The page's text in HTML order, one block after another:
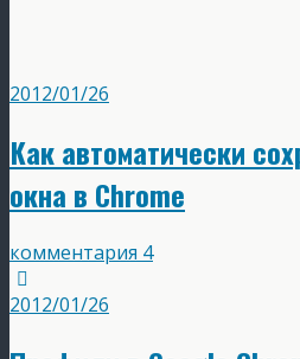
2012/01/26
Как автоматически
окна в Chrome
комментария 4
2012/01/26